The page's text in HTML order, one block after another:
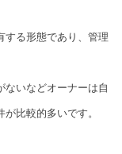
する形態であり、管理
ないなどオーナーは自
比較的多いです。